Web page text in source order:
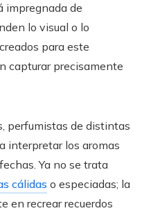
impregnada de
lo visual o lo
para este
capturar precisamente
perfumistas de distintas
interpretar los aromas
Ya no se trata
cálidas o especiadas; la
en recrear recuerdos